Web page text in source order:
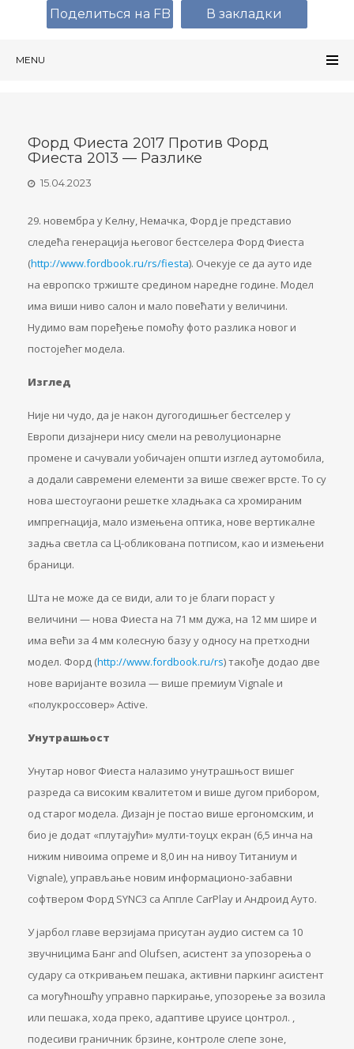
MENU
Форд Фиеста 2017 Против Форд
Фиеста 2013 — Разлике
15.04.2023
29. новембра у Келну, Немачка, Форд је представио
следећа генерација његовог бестселера Форд Фиеста
(http://www.fordbook.ru/rs/fiesta). Очекује се да ауто иде
на европско тржиште средином наредне године. Модел
има виши ниво салон и мало повећати у величини.
Нудимо вам поређење помоћу фото разлика новог и
постојећег модела.
Изглед
Није ни чудо, да је након дугогодишњег бестселер у
Европи дизајнери нису смели на револуционарне
промене и сачували уобичајен општи изглед аутомобила,
а додали савремени елементи за више свежег врсте. То су
нова шестоугаони решетке хладњака са хромираним
импрегнација, мало измењена оптика, нове вертикалне
задња светла са Ц-обликована потписом, као и измењени
браници.
Шта не може да се види, али то је благи пораст у
величини — нова Фиеста на 71 мм дужа, на 12 мм шире и
има већи за 4 мм колесную базу у односу на претходни
модел. Форд (http://www.fordbook.ru/rs) такође додао две
нове варијанте возила — више премиум Vignale и
«полукроссовер» Active.
Унутрашњост
Унутар новог Фиеста налазимо унутрашњост вишег
разреда са високим квалитетом и више дугом прибором,
од старог модела. Дизајн је постао више ергономским, и
био је додат «плутајући» мулти-тоуцх екран (6,5 инча на
нижим нивоима опреме и 8,0 ин на нивоу Титаниум и
Vignale), управљање новим информационо-забавни
софтвером Форд SYNC3 са Аппле CarPlay и Андроид Ауто.
У јарбол главе верзијама присутан аудио систем са 10
звучницима Банг and Olufsen, асистент за упозорења о
судару са откривањем пешака, активни паркинг асистент
са могућношћу управно паркирање, упозорење за возила
или пешака, хода преко, адаптиве цруисе цонтрол. ,
подесиви граничник брзине, контроле слепе зоне,
Поделиться на FB В закладки